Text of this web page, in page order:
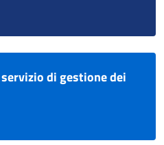
di gestione dei